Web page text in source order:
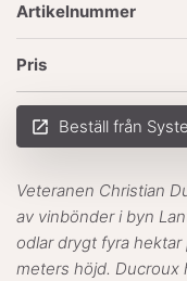
Artikelnummer
Pris
launch Beställ från
Veteranen Christian
av vinbönder i byn
odlar drygt fyra
meters höjd. Ducroux